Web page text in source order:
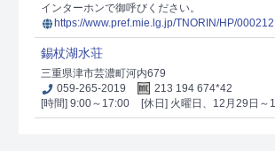
インターホンで御呼びください。
https://www.pref.mie.lg.jp/TNORIN/HP/
錫杖湖水荘
三重県津市芸濃町河内679
059-265-2019
213 194 674*42
[時間] 9:00～17:00
[休日] 火曜日、12月29日～